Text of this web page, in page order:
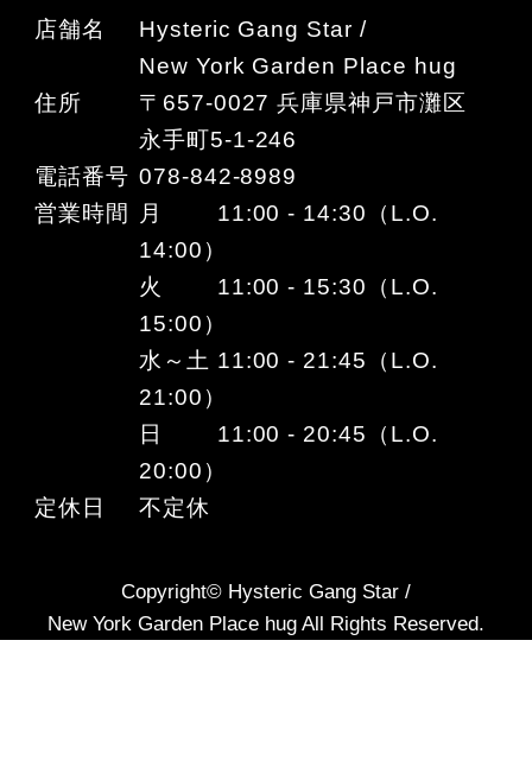
店舗名
Hysteric Gang Star /
New York Garden Place hug
住所
〒657-0027 兵庫県神戸市灘区
永手町5-1-246
電話番号 078-842-8989
営業時間
月 11:00 - 14:30（L.O.
14:00）
火 11:00 - 15:30（L.O.
15:00）
水～土 11:00 - 21:45（L.O.
21:00）
日 11:00 - 20:45（L.O.
20:00）
定休日
不定休
Copyright© Hysteric Gang Star /
New York Garden Place hug All Rights Reserved.